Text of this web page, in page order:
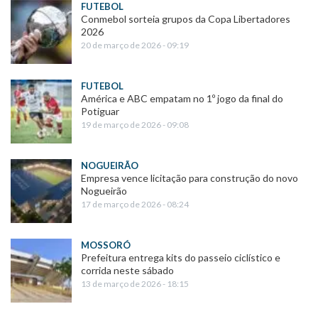
FUTEBOL
Conmebol sorteia grupos da Copa Libertadores
2026
20 de março de 2026 - 09:19
FUTEBOL
América e ABC empatam no 1º jogo da final do
Potiguar
19 de março de 2026 - 09:08
NOGUEIRÃO
Empresa vence licitação para construção do novo
Nogueirão
17 de março de 2026 - 08:24
MOSSORÓ
Prefeitura entrega kits do passeio ciclístico e
corrida neste sábado
13 de março de 2026 - 18:15